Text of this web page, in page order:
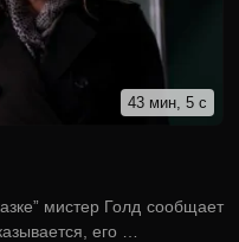
43 мин, 5 с
мистер Голд сообщает
его …